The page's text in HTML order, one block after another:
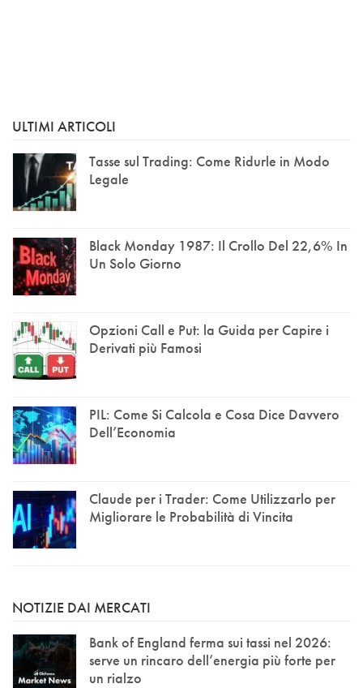
ULTIMI ARTICOLI
Tasse sul Trading: Come Ridurle in Modo
Legale
Black Monday 1987: Il Crollo Del 22,6% In
Un Solo Giorno
Opzioni Call e Put: la Guida per Capire i
Derivati più Famosi
PIL: Come Si Calcola e Cosa Dice Davvero
Dell’Economia
Claude per i Trader: Come Utilizzarlo per
Migliorare le Probabilità di Vincita
NOTIZIE DAI MERCATI
Bank of England ferma sui tassi nel 2026:
serve un rincaro dell’energia più forte per
un rialzo